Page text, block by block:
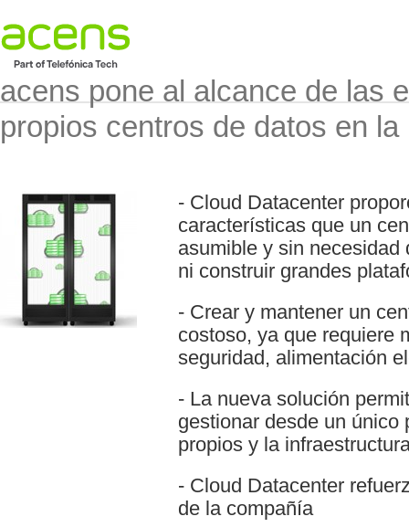
acens pone al alcance de las
propios centros de datos en la
- Cloud Datacenter
características que un
asumible y sin necesidad
ni construir grandes
- Crear y mantener un
costoso, ya que requiere
seguridad, alimentación
- La nueva solución
gestionar desde un único
propios y la
- Cloud Datacenter
de la compañía